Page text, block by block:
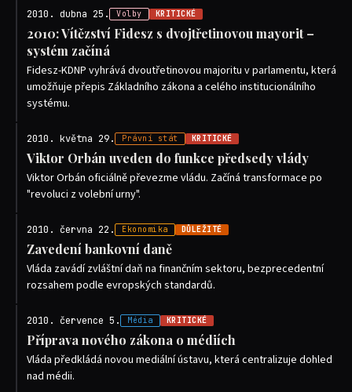
2010. dubna 25. Volby KRITICKÉ
2010: Vítězství Fidesz s dvojtřetinovou mayorit –
systém začíná
Fidesz-KDNP vyhrává dvoutřetinovou majoritu v parlamentu, která
umožňuje přepis Základního zákona a celého institucionálního
systému.
2010. května 29. Právní stát KRITICKÉ
Viktor Orbán uveden do funkce předsedy vlády
Viktor Orbán oficiálně převezme vládu. Začíná transformace po
"revoluci z volební urny".
2010. června 22. Ekonomika DŮLEŽITÉ
Zavedení bankovní daně
Vláda zavádí zvláštní daň na finančním sektoru, bezprecedentní
rozsahem podle evropských standardů.
2010. července 5. Média KRITICKÉ
Příprava nového zákona o médiích
Vláda předkládá novou mediální ústavu, která centralizuje dohled
nad médii.